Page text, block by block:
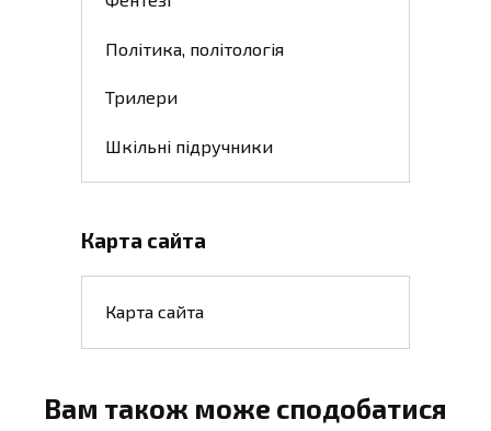
Політика, політологія
Трилери
Шкільні підручники
Карта сайта
Карта сайта
Вам також може сподобатися